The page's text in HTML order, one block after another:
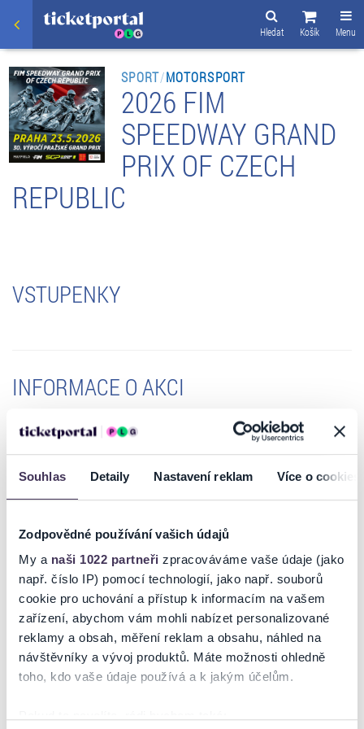
Souhlas Detaily Nastavení reklam Více o cookies
Zodpovědné používání vašich údajů
My a naši 1022 partneři zpracováváme vaše údaje (jako
např. číslo IP) pomocí technologií, jako např. souborů
cookie pro uchování a přístup k informacím na vašem
zařízení, abychom vám mohli nabízet personalizované
reklamy a obsah, měření reklam a obsahu, náhled na
návštěvníky a vývoj produktů. Máte možnosti ohledně
toho, kdo vaše údaje používá a k jakým účelům.
Menu
Košík
Hledat
SPORT/MOTORSPORT
2026 FIM
SPEEDWAY GRAND
PRIX OF CZECH
REPUBLIC
VSTUPENKY
INFORMACE O AKCI
V roce 2026 čeká stadion Markéta mimořádný moment. 30. výročí
závodu FIM Speedway Grand Prix v Praze! Celé tři dekády světové
ploché dráhy v české metropoli se promítnou do jedinečného
závodu, který si žádný fanoušek ploché dráhy nemůže nechat ujít.
burácení nejen motorů, ale také tribun, když se na pražské Markétě
představí absolutní světová špička. Nejprestižnější plochodrážní
seriál světa, ve kterém jde o titul mistra světa, nabídne mnohé.
A stejně jako v předešlých letech nebude chybět ani česká
stopa. Díky divoké kartě je zajištěna účast domácího jezdce, což
znamená, že české barvy na tribunách budou mít prostor.
Buďte u toho! Přijďte oslavit třicet let světové ploché dráhy v Praze a
zažijte jedinečnou atmosféru, kterou umí vytvořit jen pražská